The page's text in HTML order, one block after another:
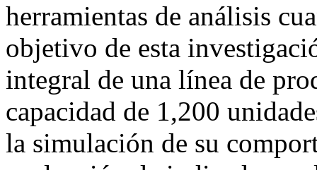
herramientas de análisis
objetivo de esta
integral de una línea de
capacidad de 1,200
la simulación de su